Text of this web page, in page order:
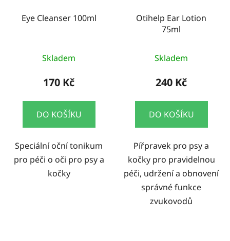
Eye Cleanser 100ml
Skladem
170 Kč
DO KOŠÍKU
Speciální oční tonikum
pro péči o oči pro psy a
kočky
Otihelp Ear Lotion
75ml
Skladem
240 Kč
DO KOŠÍKU
Pířpravek pro psy a
kočky pro pravidelnou
péči, udržení a obnovení
správné funkce
zvukovodů